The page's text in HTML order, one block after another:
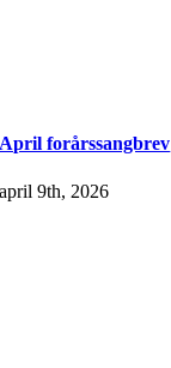
April forårssangbrev
april 9th, 2026